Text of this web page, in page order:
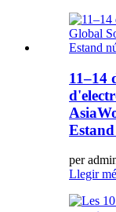
11–14
per
Llegir